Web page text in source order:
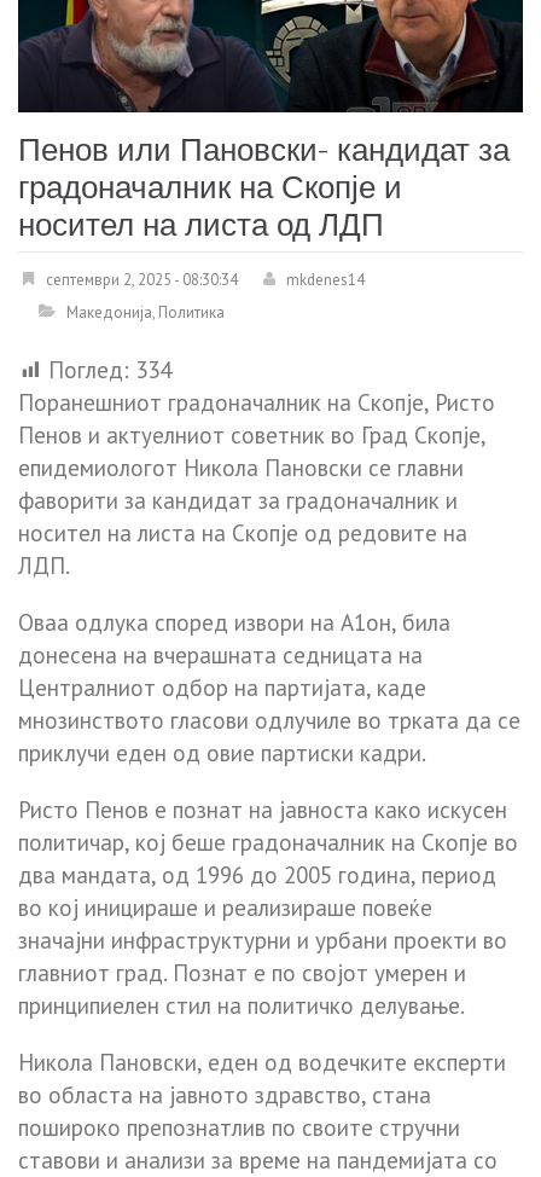
Пенов или Пановски- кандидат за
градоначалник на Скопје и
носител на листа од ЛДП
септември 2, 2025 - 08:30:34
mkdenes14
Македонија, Политика
Поглед: 334
Поранешниот градоначалник на Скопје, Ристо
Пенов и актуелниот советник во Град Скопје,
епидемиологот Никола Пановски се главни
фаворити за кандидат за градоначалник и
носител на листа на Скопје од редовите на
ЛДП.
Оваа одлука според извори на А1он, била
донесена на вчерашната седницата на
Централниот одбор на партијата, каде
мнозинството гласови одлучиле во трката да се
приклучи еден од овие партиски кадри.
Ристо Пенов е познат на јавноста како искусен
политичар, кој беше градоначалник на Скопје во
два мандата, од 1996 до 2005 година, период
во кој иницираше и реализираше повеќе
значајни инфраструктурни и урбани проекти во
главниот град. Познат е по својот умерен и
принципиелен стил на политичко делување.
Никола Пановски, еден од водечките експерти
во областа на јавното здравство, стана
пошироко препознатлив по своите стручни
ставови и анализи за време на пандемијата со